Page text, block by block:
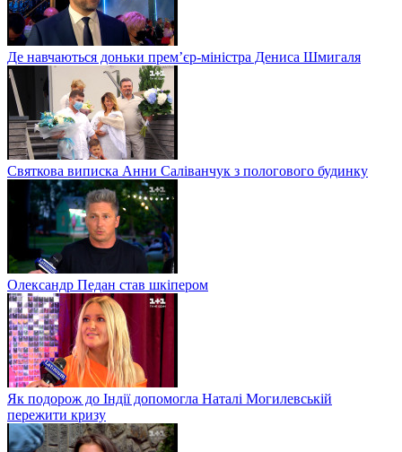
Де навчаються доньки прем’єр-міністра Дениса Шмигаля
Святкова виписка Анни Саліванчук з пологового будинку
Олександр Педан став шкіпером
Як подорож до Індії допомогла Наталі Могилевській
пережити кризу